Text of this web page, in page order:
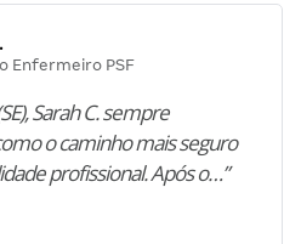
Enfermeiro PSF
Sarah C. sempre
o caminho mais seguro
profissional. Após o…”